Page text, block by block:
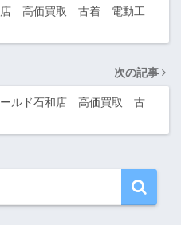
店 高価買取 古着 電動工
次の記事
ールド石和店 高価買取 古